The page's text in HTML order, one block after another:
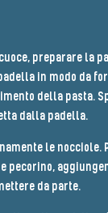
preparare la
in modo da
della pasta.
dalla padella.
le nocciole.
pecorino,
da parte.